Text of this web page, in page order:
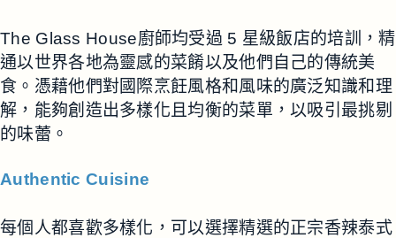
The Glass House廚師均受過 5 星級飯店的培訓，精
通以世界各地為靈感的菜餚以及他們自己的傳統美
食。憑藉他們對國際烹飪風格和風味的廣泛知識和理
解，能夠創造出多樣化且均衡的菜單，以吸引最挑剔
的味蕾。
Authentic Cuisine
每個人都喜歡多樣化，可以選擇精選的正宗香辣泰式